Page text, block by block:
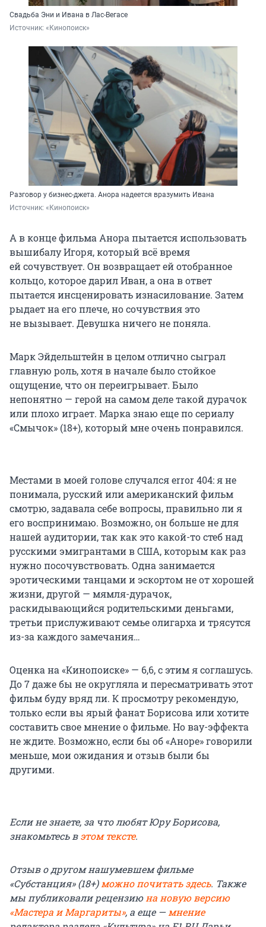
Свадьба Эни и Ивана в Лас-Вегасе
Источник: «Кинопоиск»
Разговор у бизнес-джета. Анора надеется вразумить Ивана
Источник: «Кинопоиск»
А в конце фильма Анора пытается использовать
вышибалу Игоря, который всё время
ей сочувствует. Он возвращает ей отобранное
кольцо, которое дарил Иван, а она в ответ
пытается инсценировать изнасилование. Затем
рыдает на его плече, но сочувствия это
не вызывает. Девушка ничего не поняла.
Марк Эйдельштейн в целом отлично сыграл
главную роль, хотя в начале было стойкое
ощущение, что он переигрывает. Было
непонятно — герой на самом деле такой дурачок
или плохо играет. Марка знаю еще по сериалу
«Смычок» (18+), который мне очень понравился.
Местами в моей голове случался error 404: я не
понимала, русский или американский фильм
смотрю, задавала себе вопросы, правильно ли я
его воспринимаю. Возможно, он больше не для
нашей аудитории, так как это какой-то стеб над
русскими эмигрантами в США, которым как раз
нужно посочувствовать. Одна занимается
эротическими танцами и эскортом не от хорошей
жизни, другой — мямля-дурачок,
раскидывающийся родительскими деньгами,
третьи прислуживают семье олигарха и трясутся
из-за каждого замечания…
Оценка на «Кинопоиске» — 6,6, с этим я соглашусь.
До 7 даже бы не округляла и пересматривать этот
фильм буду вряд ли. К просмотру рекомендую,
только если вы ярый фанат Борисова или хотите
составить свое мнение о фильме. Но вау-эффекта
не ждите. Возможно, если бы об «Аноре» говорили
меньше, мои ожидания и отзыв были бы
другими.
Если не знаете, за что любят Юру Борисова,
знакомьтесь вэтом тексте.
Отзыв о другом нашумевшем фильме
«Субстанция» (18+) можно почитать здесь. Также
мы публиковали рецензию на новую версию
«Мастера и Маргариты», а еще — мнение